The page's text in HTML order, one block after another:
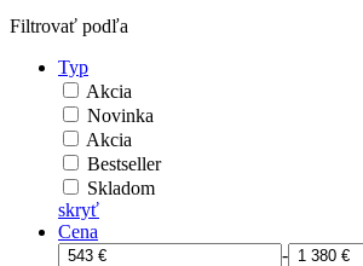
Filtrovať podľa
Typ
Akcia
Novinka
Akcia
Bestseller
Skladom
skryť
Cena
-